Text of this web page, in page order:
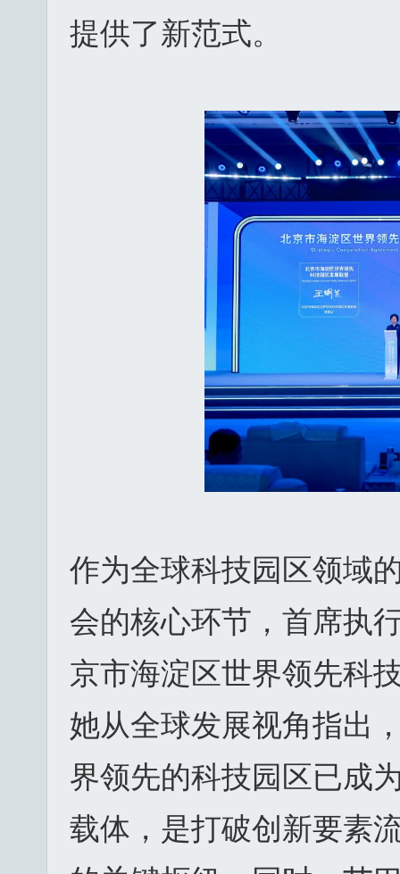
提供了新范式。
作为全球科技园区领域
会的核心环节，首席执
京市海淀区世界领先科
她从全球发展视角指出
界领先的科技园区已成
载体，是打破创新要素